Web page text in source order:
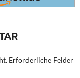
Erforderliche Felder